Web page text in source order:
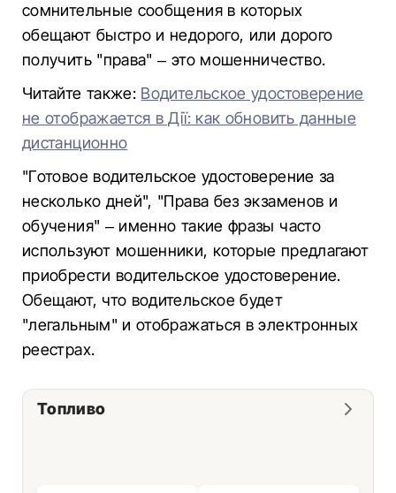
сомнительные сообщения в которых
обещают быстро и недорого, или дорого
получить "права" – это мошенничество.
Читайте также: Водительское удостоверение
не отображается в Дії: как обновить данные
дистанционно
"Готовое водительское удостоверение за
несколько дней", "Права без экзаменов и
обучения" – именно такие фразы часто
используют мошенники, которые предлагают
приобрести водительское удостоверение.
Обещают, что водительское будет
"легальным" и отображаться в электронных
реестрах.
Топливо